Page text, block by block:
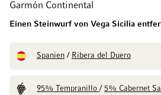
Garmón Continental
Einen Steinwurf von Vega Sicilia
Spanien / Ribera del Duero
95% Tempranillo/ 5% Cabernet